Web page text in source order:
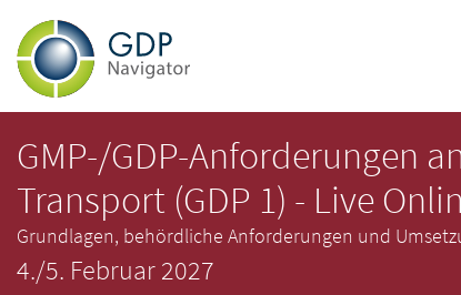
GMP-/GDP-Anforderungen
Transport (GDP 1) - Live
Grundlagen, behördliche Anforderungen und
4./5. Februar 2027